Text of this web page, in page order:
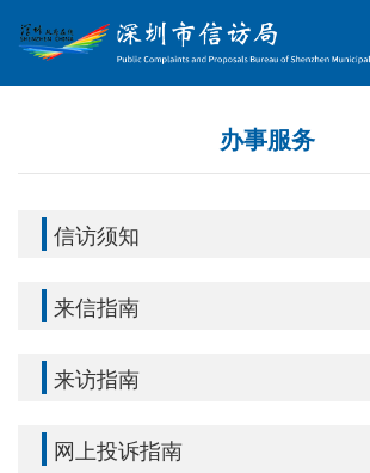
办事服务
信访须知
来信指南
来访指南
网上投诉指南